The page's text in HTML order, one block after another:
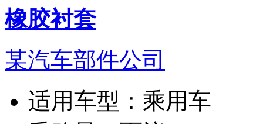
橡胶衬套
某汽车部件公司
适用车型： 乘用车